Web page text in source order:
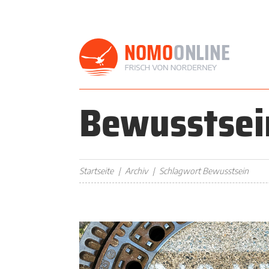
Startseite Archiv Schlagwort Bewusstsein